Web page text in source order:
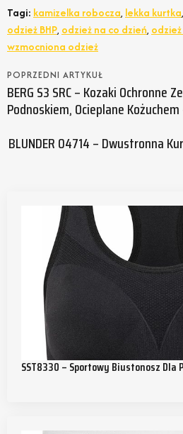
Tagi: kamizelka robocza, lekka kurtka,
odzież BHP, odzież na co dzień,
wzmocniona odzież
POPRZEDNI ARTYKUŁ
BERG S3 SRC – Kozaki Ochronne
Podnoskiem, Ocieplane
BLUNDER 04714 – Dwustronna
SST8330 – Sportowy Biustonosz Dla